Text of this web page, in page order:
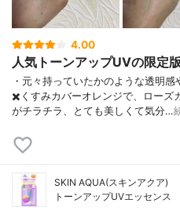
4.00
人気トーンアップUVの限定版
・元々持っていたかのような透明
✖️くすみカバーオレンジで、ローズ
がチラチラ、とても美しくて気分…
SKIN AQUA(スキンアクア)
トーンアップUVエッセンス